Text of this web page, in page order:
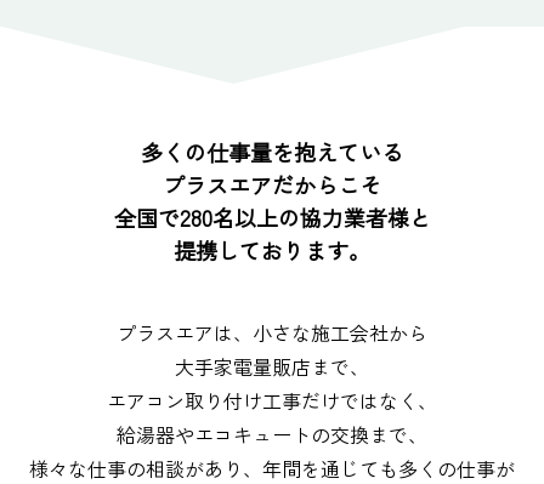
多くの仕事量を抱えている
プラスエアだからこそ
全国で280名以上の協力業者様と
提携しております。
プラスエアは、小さな施工会社から
大手家電量販店まで、
エアコン取り付け工事だけではなく、
給湯器やエコキュートの交換まで、
様々な仕事の相談があり、年間を通じても多くの仕事が